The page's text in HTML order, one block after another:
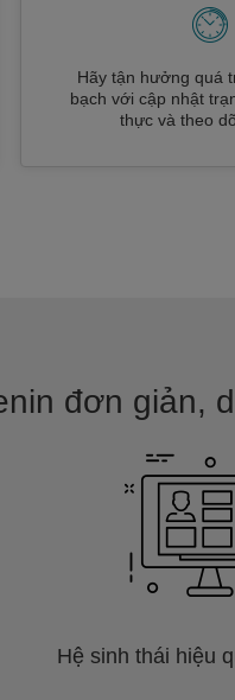
Hãy tận hưởng quá
bạch với cập nhật
thực và theo
đơn giản,
Hệ sinh thái hiệu